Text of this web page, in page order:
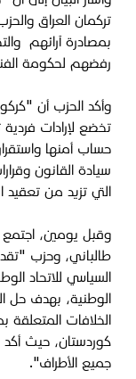
تركمان العراق
بمصادرة آرائهم
رفضهم لحكومة
وأكد الحزب أن
تخضع لإرادات
حساب أمنها
سيادة القانون
التي تزيد من
وقبل يومين، اجتمع
طالباني، وحزب
السياسي للاتحاد
الوطنية، بهدف حل
الخلافات المتعلقة
كوردستان، حيث أكد
جميع الأطراف".